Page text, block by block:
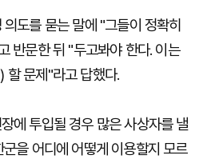
도를 묻는 말에 "그들이 정확히
반문한 뒤 "두고봐야 한다. 이는
문제"라고 답했다.
에 투입될 경우 많은 사상자를 낼
을 어디에 어떻게 이용할지 모르